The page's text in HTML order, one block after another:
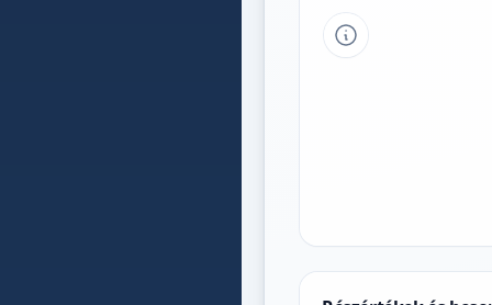
Tipp a grafikon